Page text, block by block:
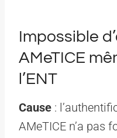
Impossible
AMeTICE
l’ENT
Cause :
AMeTICE n’a pas